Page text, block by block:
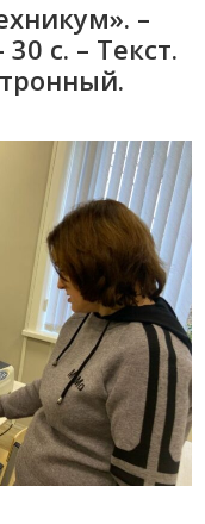
–
с. – Текст.